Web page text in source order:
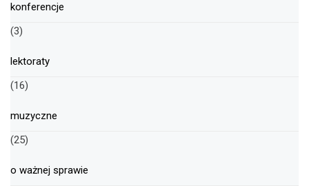
konferencje
(3)
lektoraty
(16)
muzyczne
(25)
o ważnej sprawie